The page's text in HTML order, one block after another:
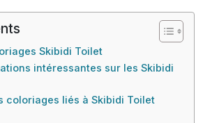
Skibidi Toilet
intéressantes sur les Skibidi
coloriages liés à Skibidi Toilet